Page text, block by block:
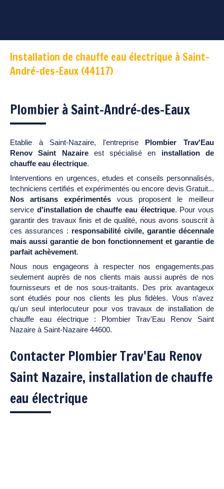
Installation de chauffe eau électrique à Saint-
André-des-Eaux (44117)
Plombier à Saint-André-des-Eaux
Etablie à Saint-Nazaire, l'entreprise Plombier Trav'Eau
Renov Saint Nazaireest spécialisé en installation de
chauffe eau électrique.
Interventions en urgences, etudes et conseils personnalisés,
techniciens certifiés et expérimentés ou encore devis Gratuit...
Nos artisans expérimentésvous proposent le meilleur
service d'installation de chauffe eau électrique. Pour vous
garantir des travaux finis et de qualité, nous avons souscrit à
ces assurances : responsabilité civile, garantie décennale
mais aussi garantie de bon fonctionnement et garantie de
parfait achèvement.
Nous nous engageons à respecter nos engagements,pas
seulement auprès de nos clients mais aussi auprès de nos
fournisseurs et de nos sous-traitants. Des prix avantageux
sont étudiés pour nos clients les plus fidèles. Vous n'avez
qu'un seul interlocuteur pour vos travaux de installation de
chauffe eau électrique : Plombier Trav'Eau Renov Saint
Nazaire à Saint-Nazaire 44600.
Contacter Plombier Trav'Eau Renov
Saint Nazaire, installation de chauffe
eau électrique